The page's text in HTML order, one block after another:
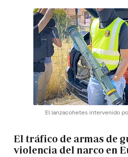
El lanzacohetes intervenido
El tráfico de armas de
violencia del narco en